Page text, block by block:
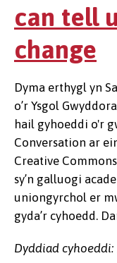
can tell
change
Dyma erthygl yn
o’r Ysgol
hail gyhoeddi o'r
Conversation ar
Creative
sy’n galluogi
uniongyrchol er
gyda’r cyhoedd.
Dyddiad cyhoeddi: